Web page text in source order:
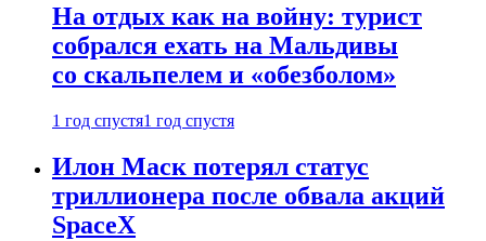
На отдых как на войну: турист
собрался ехать на Мальдивы
со скальпелем и «обезболом»
1 год спустя1 год спустя
Илон Маск потерял статус
триллионера после обвала акций
SpaceX